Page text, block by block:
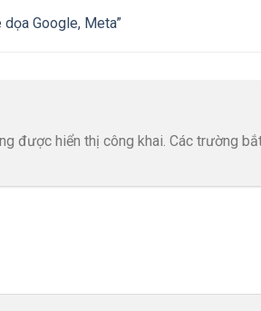
dọa Google, Meta”
được hiển thị công khai. Các trường